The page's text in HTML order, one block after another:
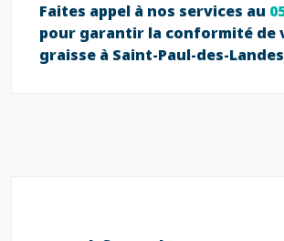
Faites appel à nos services au
pour garantir la conformité de
graisse à Saint-Paul-des-